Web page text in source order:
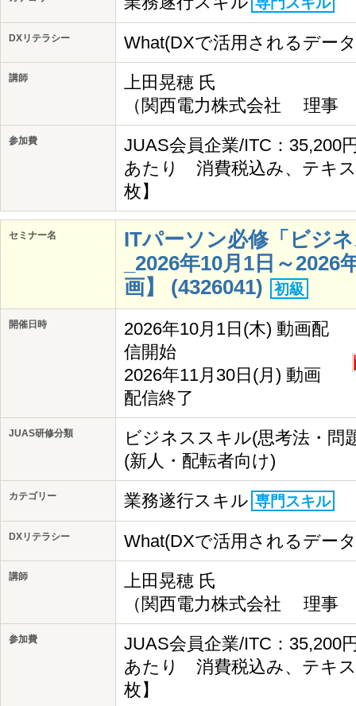
DXリテラシー What(DXで活用されるデー
講師
上田晃穂 氏
（関西電力株式会社 理事
参加費
JUAS会員企業/ITC：35,200
あたり 消費税込み、テキ
枚】
セミナー名
ITパーソン必修「ビジ
_2026年10月1日～2026
画】 (4326041)
初級
開催日時
2026年10月1日(木) 動画配
信開始
2026年11月30日(月) 動画
配信終了
JUAS研修分類
ビジネススキル(思考法・問
(新人・配転者向け)
カテゴリー 業務遂行スキル 専門スキル
DXリテラシー What(DXで活用されるデー
講師
上田晃穂 氏
（関西電力株式会社 理事
参加費
JUAS会員企業/ITC：35,200
あたり 消費税込み、テキ
枚】